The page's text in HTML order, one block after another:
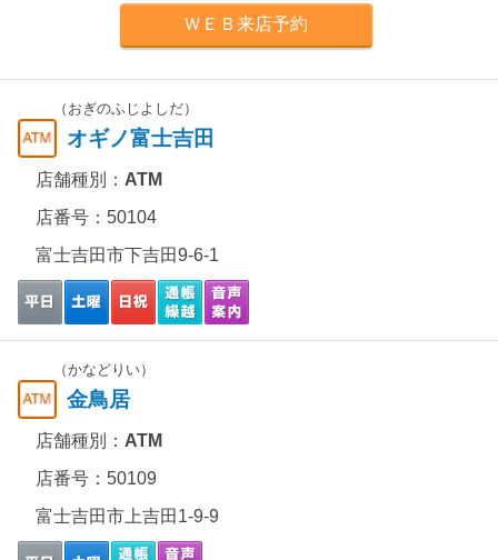
ＷＥＢ来店予約
（おぎのふじよしだ）
オギノ富士吉田
店舗種別： ATM
店番号：50104
富士吉田市下吉田9-6-1
（かなどりい）
金鳥居
店舗種別： ATM
店番号：50109
富士吉田市上吉田1-9-9